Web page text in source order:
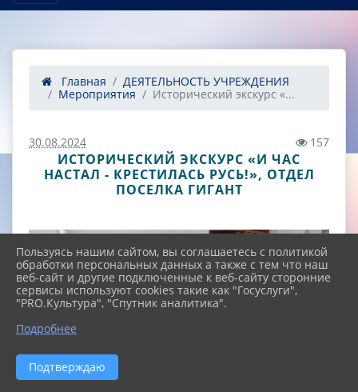
Главная
ДЕЯТЕЛЬНОСТЬ УЧРЕЖДЕНИЯ
Мероприятия
Исторический экскурс «...
30.08.2024 157
ИСТОРИЧЕСКИЙ ЭКСКУРС «И ЧАС
НАСТАЛ - КРЕСТИЛАСЬ РУСЬ!», ОТДЕЛ
ПОСЕЛКА ГИГАНТ
Пользуясь нашим сайтом, вы соглашаетесь с политикой
обработки персональных данных а также с тем что наш
веб-сайт и другие подключенные к веб-сайту сторонние
сервисы используют cookies такие как "Госуслуги",
"PRO.Культура", "Спутник аналитика".
Подробнее
Подтверждаю